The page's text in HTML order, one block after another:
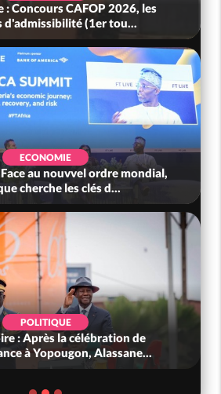
Concours CAFOP 2026, les
d'admissibilité (1er tou...
ECONOMIE
au nouvvel ordre mondial,
cherche les clés d...
POLITIQUE
: Après la célébration de
à Yopougon, Alassane...